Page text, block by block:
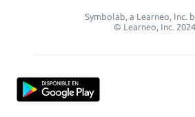
Symbolab, a Learneo, Inc.
© Learneo, Inc. 2024